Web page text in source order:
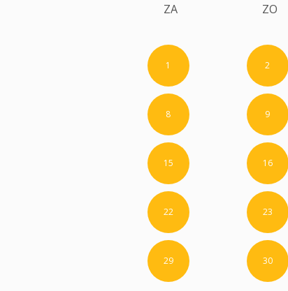
ZA ZO
1 2
8 9
15 16
22 23
29 30